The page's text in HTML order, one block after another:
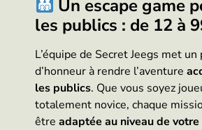
Un escape game
les publics : de 12 à
L’équipe de Secret Jeegs met
d’honneur à rendre l’aventure
les publics. Que vous soyez
totalement novice, chaque
être adaptée au niveau de